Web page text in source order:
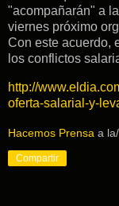
"acompañarán" a
viernes próximo
Con este acuerdo,
los conflictos
http://
oferta-salarial-y-
Hacemos Prensa a
Compartir